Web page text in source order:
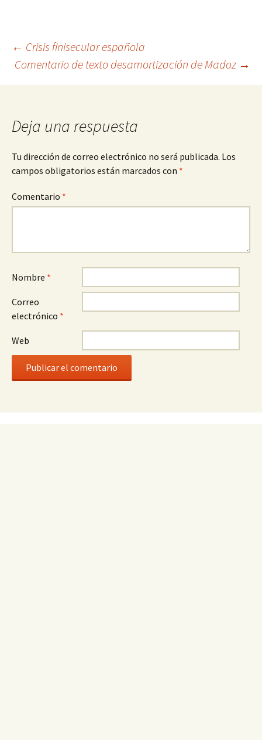
Navegación
de
entradas
← Crisis finisecular española
Comentario de texto desamortización de Madoz →
Deja una respuesta
Tu dirección de correo electrónico no será publicada. Los
campos obligatorios están marcados con *
Comentario *
Nombre *
Correo
electrónico *
Web